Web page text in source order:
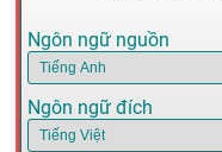
Ngôn ngữ nguồn
Ngôn ngữ đích